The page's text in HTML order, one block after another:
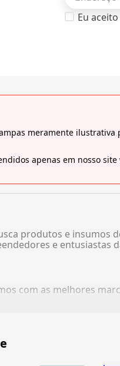
Eu
meramente ilustrativa
apenas em nosso
produtos e insumos
e entusiastas
com as melhores